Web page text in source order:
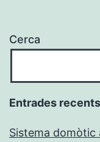
Cerca
Entrades recents
Sistema domòtic